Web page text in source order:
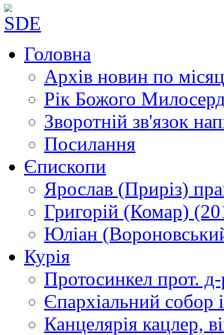
Головна
Архів новин по
Рік Божого
Зворотній зв'язок
Посилання
Єпископи
Ярослав (Приріз)
Григорій (Комар)
Юліан
Курія
Протосинкел прот.
Єпархіальний собор
Канцелярія кацлер,